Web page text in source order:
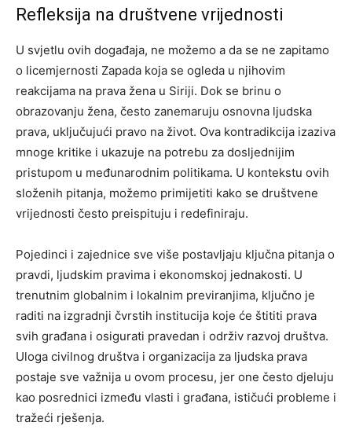
Refleksija na društvene vrijednosti
U svjetlu ovih događaja, ne možemo a da se ne zapitamo
o licemjernosti Zapada koja se ogleda u njihovim
reakcijama na prava žena u Siriji. Dok se brinu o
obrazovanju žena, često zanemaruju osnovna ljudska
prava, uključujući pravo na život. Ova kontradikcija izaziva
mnoge kritike i ukazuje na potrebu za dosljednijim
pristupom u međunarodnim politikama. U kontekstu ovih
složenih pitanja, možemo primijetiti kako se društvene
vrijednosti često preispituju i redefiniraju.
Pojedinci i zajednice sve više postavljaju ključna pitanja o
pravdi, ljudskim pravima i ekonomskoj jednakosti. U
trenutnim globalnim i lokalnim previranjima, ključno je
raditi na izgradnji čvrstih institucija koje će štititi prava
svih građana i osigurati pravedan i održiv razvoj društva.
Uloga civilnog društva i organizacija za ljudska prava
postaje sve važnija u ovom procesu, jer one često djeluju
kao posrednici između vlasti i građana, ističući probleme i
tražeći rješenja.